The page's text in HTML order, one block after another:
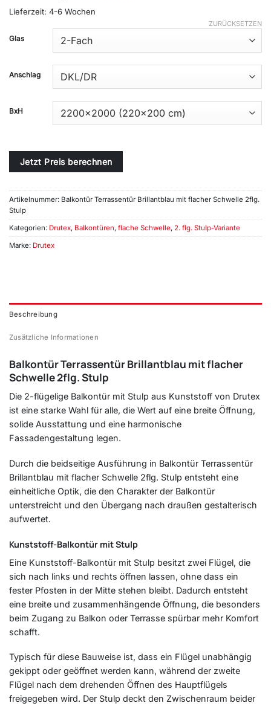
Lieferzeit: 4-6 Wochen
Glas
Anschlag
BxH
ZURÜCKSETZEN
Jetzt Preis berechnen
Artikelnummer: Balkontür Terrassentür Brillantblau mit flacher Schwelle 2flg.
Stulp
Kategorien: Drutex, Balkontüren, flache Schwelle, 2. flg. Stulp-Variante
Marke: Drutex
Beschreibung
Zusätzliche Informationen
Balkontür Terrassentür Brillantblau mit flacher
Schwelle 2flg. Stulp
Die 2-flügelige Balkontür mit Stulp aus Kunststoff von Drutex
ist eine starke Wahl für alle, die Wert auf eine breite Öffnung,
solide Ausstattung und eine harmonische
Fassadengestaltung legen.
Durch die beidseitige Ausführung in Balkontür Terrassentür
Brillantblau mit flacher Schwelle 2flg. Stulp entsteht eine
einheitliche Optik, die den Charakter der Balkontür
unterstreicht und den Übergang nach draußen gestalterisch
aufwertet.
Kunststoff-Balkontür mit Stulp
Eine Kunststoff-Balkontür mit Stulp besitzt zwei Flügel, die
sich nach links und rechts öffnen lassen, ohne dass ein
fester Pfosten in der Mitte stehen bleibt. Dadurch entsteht
eine breite und zusammenhängende Öffnung, die besonders
beim Zugang zu Balkon oder Terrasse spürbar mehr Komfort
schafft.
Typisch für diese Bauweise ist, dass ein Flügel unabhängig
gekippt oder geöffnet werden kann, während der zweite
Flügel nach dem drehenden Öffnen des Hauptflügels
freigegeben wird. Der Stulp deckt den Zwischenraum beider